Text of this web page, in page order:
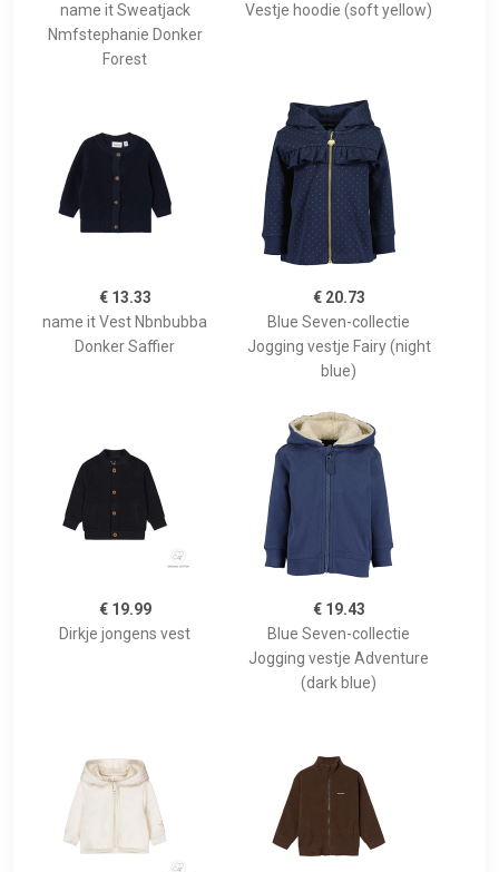
name it Sweatjack
Nmfstephanie Donker
Forest
Vestje hoodie (soft yellow)
€ 13.33
name it Vest Nbnbubba
Donker Saffier
€ 20.73
Blue Seven-collectie
Jogging vestje Fairy (night
blue)
€ 19.99
Dirkje jongens vest
€ 19.43
Blue Seven-collectie
Jogging vestje Adventure
(dark blue)